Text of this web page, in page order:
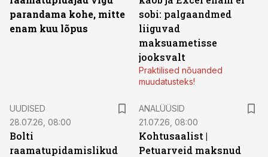
parandama kohe, mitte
enam kuu lõpus
sobi: palgaandmed
liiguvad
maksuametisse
jooksvalt
Praktilised nõuanded
muudatusteks!
UUDISED
28.07.26, 08:00
Bolti
raamatupidamislikud
ANALÜÜSID
21.07.26, 08:00
Kohtusaalist |
Petuarveid maksnud